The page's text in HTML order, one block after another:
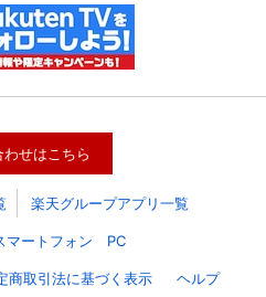
情報、本人連絡先、パスワード 、クレ
トカード情報の変更が可能です。
方法の変更が可能です。
わせはこちら
楽天グループアプリ一覧
マートフォン PC
商取引法に基づく表示 ヘルプ